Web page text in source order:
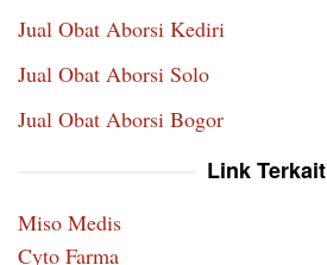
Jual Obat Aborsi Kediri
Jual Obat Aborsi Solo
Jual Obat Aborsi Bogor
Link Terkait
Miso Medis
Cyto Farma